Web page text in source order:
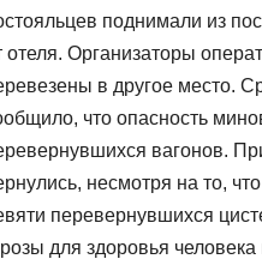
поднимали из
отеля. Организаторы
в другое место.
что опасность
вагонов.
несмотря на то,
перевернувшихся
для здоровья